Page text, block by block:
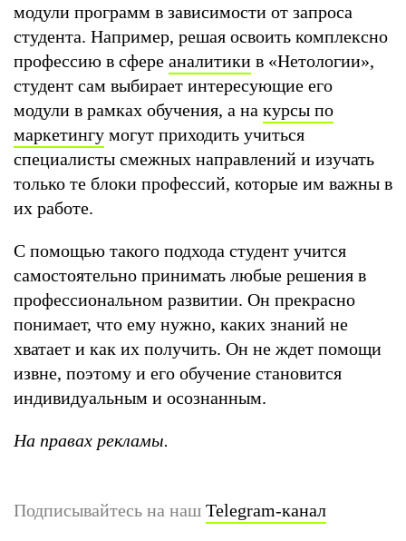
модули программ в зависимости от запроса
студента. Например, решая освоить комплексно
профессию в сфере аналитики в «Нетологии»,
студент сам выбирает интересующие его
модули в рамках обучения, а на курсы по
маркетингу могут приходить учиться
специалисты смежных направлений и изучать
только те блоки профессий, которые им важны в
их работе.
С помощью такого подхода студент учится
самостоятельно принимать любые решения в
профессиональном развитии. Он прекрасно
понимает, что ему нужно, каких знаний не
хватает и как их получить. Он не ждет помощи
извне, поэтому и его обучение становится
индивидуальным и осознанным.
На правах рекламы.
Подписывайтесь на наш Telegram-канал